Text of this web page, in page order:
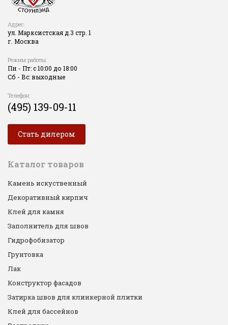
Адрес:
ул. Марксистская д.3 стр. 1
г. Москва
Режим работы:
Пн - Пт: с 10:00 до 18:00
Сб - Вс: выходные
Телефон:
(495) 139-09-11
Стать дилером
Каталог товаров
Камень искуственный
Декоративный кирпич
Клей для камня
Заполнитель для швов
Гидрофобизатор
Грунтовка
Лак
Конструктор фасадов
Затирка швов для клинкерной плитки
Клей для бассейнов